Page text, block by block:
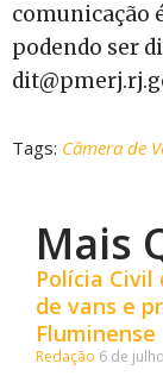
comunicação
podendo ser
Tags: Câmera de
Mais
Polícia
de vans e
Fluminense
Redação 6 de